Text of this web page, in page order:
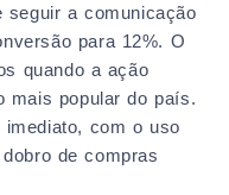
seguir a comunicação
para 12%. O
quando a ação
mais popular do país.
com o uso
de compras